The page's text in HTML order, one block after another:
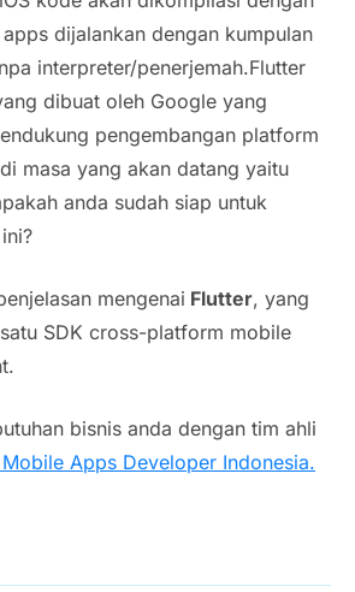
dijalankan dengan kumpulan
interpreter/penerjemah.Flutter
dibuat oleh Google yang
pengembangan platform
masa yang akan datang yaitu
anda sudah siap untuk
mengenai Flutter, yang
SDK cross-platform mobile
bisnis anda dengan tim ahli
Apps Developer Indonesia.